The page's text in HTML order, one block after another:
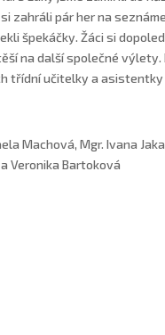
zahráli pár her na
špekáčky. Žáci si
na další společné výlety.
třídní učitelky a asistentky
Machová, Mgr. Ivana
Veronika Bartoková